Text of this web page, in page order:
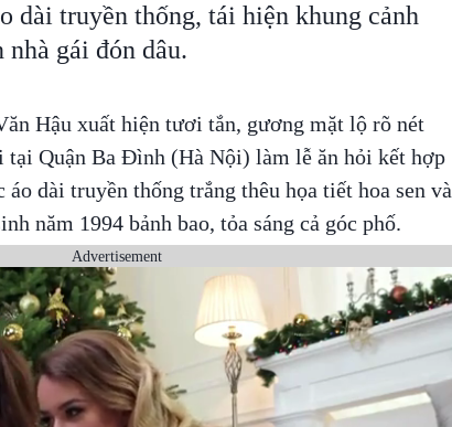
dài truyền thống, tái hiện khung cảnh
gái đón dâu.
Hậu xuất hiện tươi tắn, gương mặt lộ rõ nét
tại Quận Ba Đình (Hà Nội) làm lễ ăn hỏi kết hợp
áo dài truyền thống trắng thêu họa tiết hoa sen và
năm 1994 bảnh bao, tỏa sáng cả góc phố.
Advertisement